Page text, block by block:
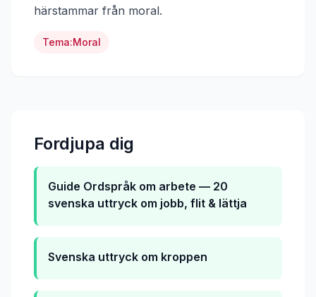
härstammar från moral.
Tema:Moral
Fordjupa dig
Guide Ordspråk om arbete — 20
svenska uttryck om jobb, flit & lättja
Svenska uttryck om kroppen